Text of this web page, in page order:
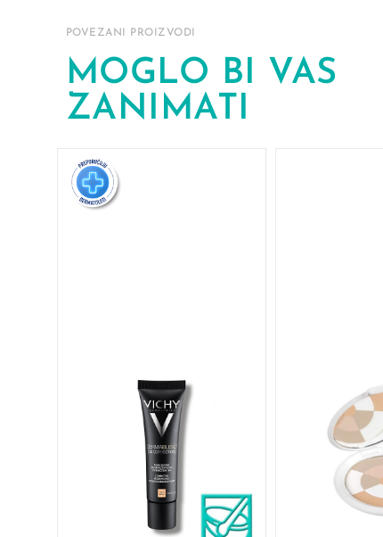
POVEZANI PROIZVODI
MOGLO BI VAS
ZANIMATI